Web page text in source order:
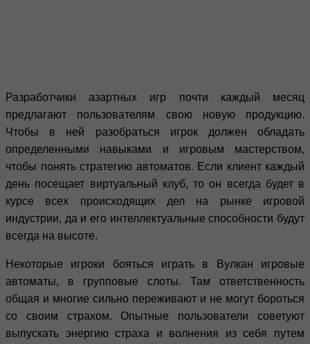
Разработчики азартных игр почти каждый месяц
предлагают пользователям свою новую продукцию.
Чтобы в ней разобраться игрок должен обладать
определенными навыками и игровым мастерством,
чтобы понять стратегию автоматов. Если клиент каждый
день посещает виртуальный клуб, то он всегда будет в
курсе всех происходящих дел на рынке игровой
индустрии, да и его интеллектуальные способности будут
всегда на высоте.
Некоторые игроки бояться играть в Вулкан игровые
автоматы, в групповые слоты. Там ответственность
общая и многие сильно переживают и не могут бороться
со своим страхом. Опытные пользователи советуют
выпускать энергию страха и волнения из себя путем